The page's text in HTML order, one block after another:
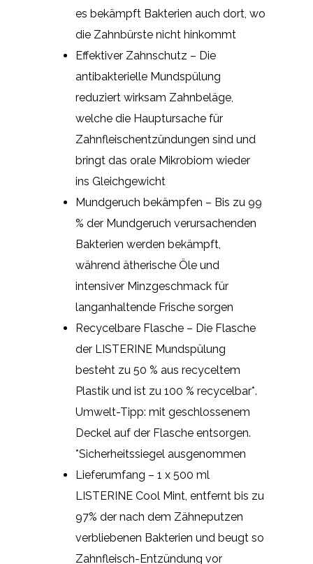
es bekämpft Bakterien auch dort, wo
die Zahnbürste nicht hinkommt
Effektiver Zahnschutz – Die
antibakterielle Mundspülung
reduziert wirksam Zahnbeläge,
welche die Hauptursache für
Zahnfleischentzündungen sind und
bringt das orale Mikrobiom wieder
ins Gleichgewicht
Mundgeruch bekämpfen – Bis zu 99
% der Mundgeruch verursachenden
Bakterien werden bekämpft,
während ätherische Öle und
intensiver Minzgeschmack für
langanhaltende Frische sorgen
Recycelbare Flasche – Die Flasche
der LISTERINE Mundspülung
besteht zu 50 % aus recyceltem
Plastik und ist zu 100 % recycelbar*.
Umwelt-Tipp: mit geschlossenem
Deckel auf der Flasche entsorgen.
*Sicherheitssiegel ausgenommen
Lieferumfang – 1 x 500 ml
LISTERINE Cool Mint, entfernt bis zu
97% der nach dem Zähneputzen
verbliebenen Bakterien und beugt so
Zahnfleisch-Entzündung vor